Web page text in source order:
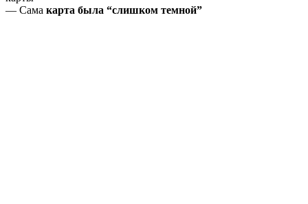
— Сама карта была “слишком темной”